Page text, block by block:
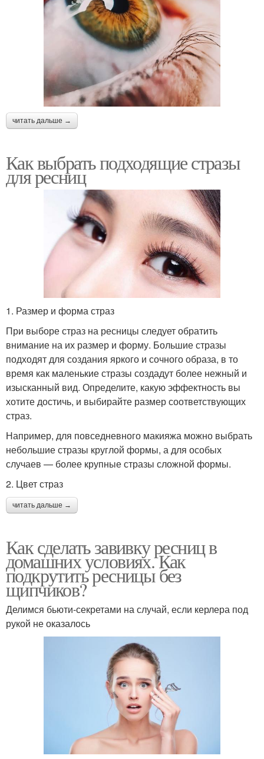
читать дальше →
Как выбрать подходящие стразы
для ресниц
1. Размер и форма страз
При выборе страз на ресницы следует обратить
внимание на их размер и форму. Большие стразы
подходят для создания яркого и сочного образа, в то
время как маленькие стразы создадут более нежный и
изысканный вид. Определите, какую эффектность вы
хотите достичь, и выбирайте размер соответствующих
страз.
Например, для повседневного макияжа можно выбрать
небольшие стразы круглой формы, а для особых
случаев — более крупные стразы сложной формы.
2. Цвет страз
читать дальше →
Как сделать завивку ресниц в
домашних условиях. Как
подкрутить ресницы без
щипчиков?
Делимся бьюти-секретами на случай, если керлера под
рукой не оказалось